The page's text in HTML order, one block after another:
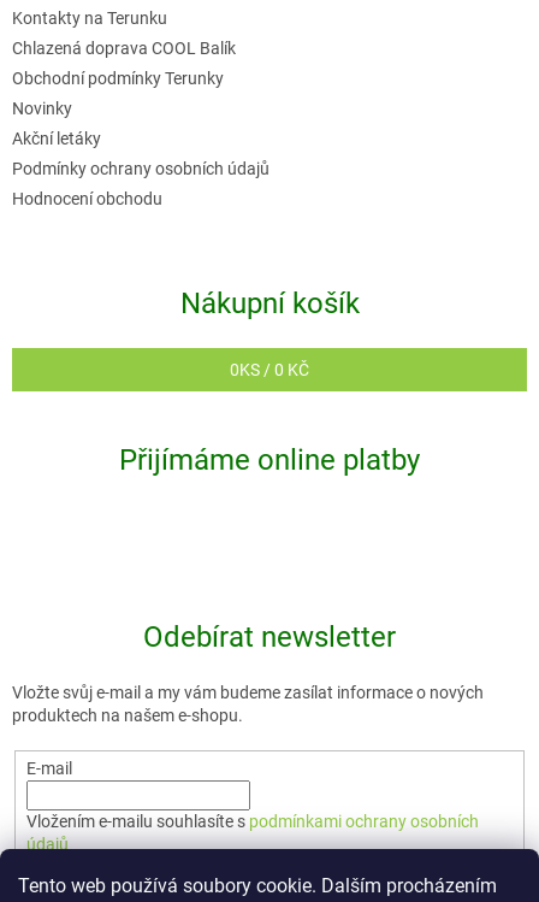
Tento web používá soubory cookie. Dalším procházením
Kontakty na Terunku
Chlazená doprava COOL Balík
Obchodní podmínky Terunky
Novinky
Akční letáky
Podmínky ochrany osobních údajů
Hodnocení obchodu
Nákupní košík
0KS /0 KČ
Přijímáme online platby
Odebírat newsletter
Vložte svůj e-mail a my vám budeme zasílat informace o nových
produktech na našem e-shopu.
E-mail
Vložením e-mailu souhlasíte s podmínkami ochrany osobních
údajů